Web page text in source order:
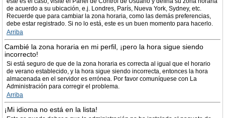
de acuerdo a su ubicación, e.j. Londres, París, Nueva York, Sydney, etc.
Recuerde que para cambiar la zona horaria, como las demás preferencias,
debe estar registrado. Si no lo está, este es un buen momento para hacerlo.
Arriba
Cambié la zona horaria en mi perfil, ¡pero la hora sigue siendo
incorrecto!
Si está seguro de que de la zona horaria es correcta al igual que el horario
de verano establecido, y la hora sigue siendo incorrecta, entonces la hora
almacenada en el servidor es errónea. Por favor comuníquese con La
Administración para corregir el problema.
Arriba
¡Mi idioma no está en la lista!